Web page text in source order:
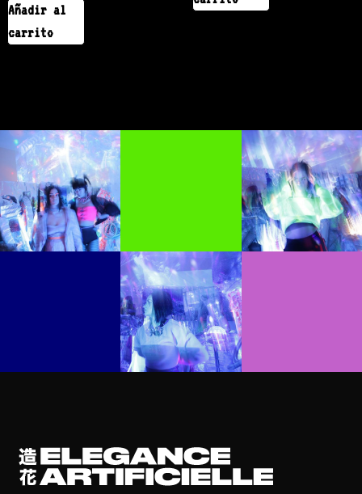
Añadir al
carrito